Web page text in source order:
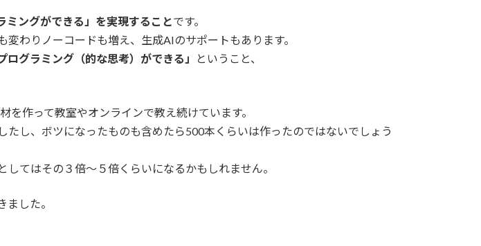
ミングができる」を実現することです。
わりノーコードも増え、生成AIのサポートもあります。
プログラミング（的な思考）ができる」
ということ、
作って教室やオンラインで教え続けています。
し、ボツになったものも含めたら500本くらいは作ったのではないでしょう
てはその３倍〜５倍くらいになるかもしれません。
した。